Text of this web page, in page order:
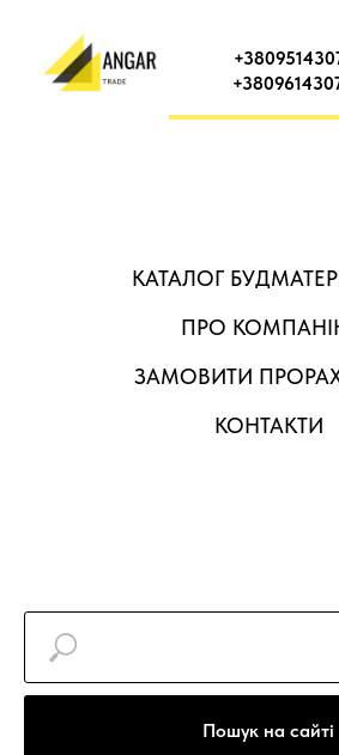
КАТАЛОГ
ПРО
ЗАМОВИТИ
КОНТАКТИ
Пошук на сайті